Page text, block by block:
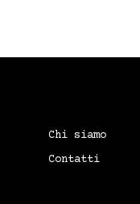
Chi siamo
Contatti